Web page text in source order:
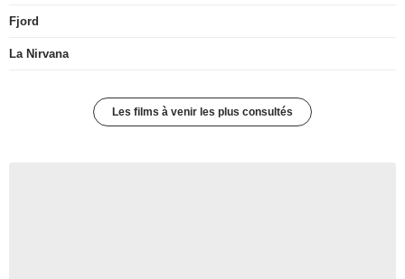
Fjord
La Nirvana
Les films à venir les plus consultés